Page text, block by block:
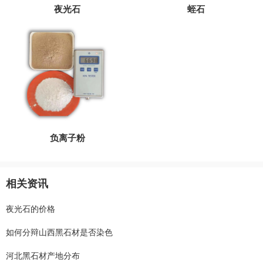
夜光石 蛭石
负离子粉
相关资讯
夜光石的价格
如何分辩山西黑石材是否染色
河北黑石材产地分布